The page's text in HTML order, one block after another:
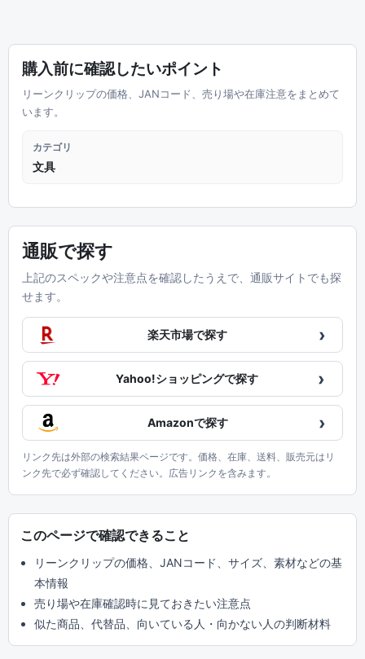
購入前に確認したいポイント
リーンクリップの価格、JANコード、売り場や在庫注意をまとめて
います。
カテゴリ
文具
通販で探す
上記のスペックや注意点を確認したうえで、通販サイトでも探
せます。
楽天市場で探す ›
Yahoo!ショッピングで探す ›
Amazonで探す ›
リンク先は外部の検索結果ページです。価格、在庫、送料、販売元はリ
ンク先で必ず確認してください。広告リンクを含みます。
このページで確認できること
リーンクリップの価格、JANコード、サイズ、素材などの基
本情報
売り場や在庫確認時に見ておきたい注意点
似た商品、代替品、向いている人・向かない人の判断材料